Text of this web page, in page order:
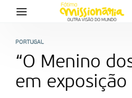
PORTUGAL
“O Menino
em exposição